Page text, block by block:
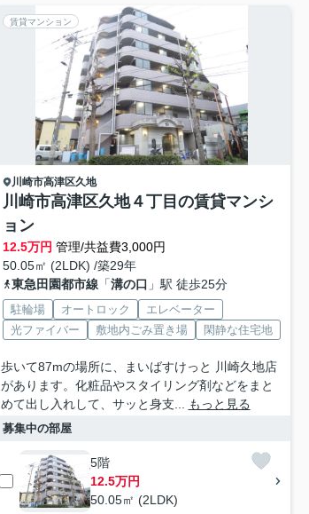
賃貸マンション
川崎市高津区久地
川崎市高津区久地４丁目の賃貸マンシ
ョン
12.5万円 管理/共益費3,000円
50.05㎡ (2LDK) /築29年
東急田園都市線「溝の口 」駅 徒歩25分
駐輪場 オートロック
エレベーター
光ファイバー
敷地内ごみ置き場 閑静な住宅地
歩いて87mの場所に、まいばすけっと 川崎久地店
があります。化粧品やスタイリング剤などをまと
めて出し入れして、サッと身支...
もっと見る
募集中の部屋
5階
12.5万円
50.05㎡ (2LDK)